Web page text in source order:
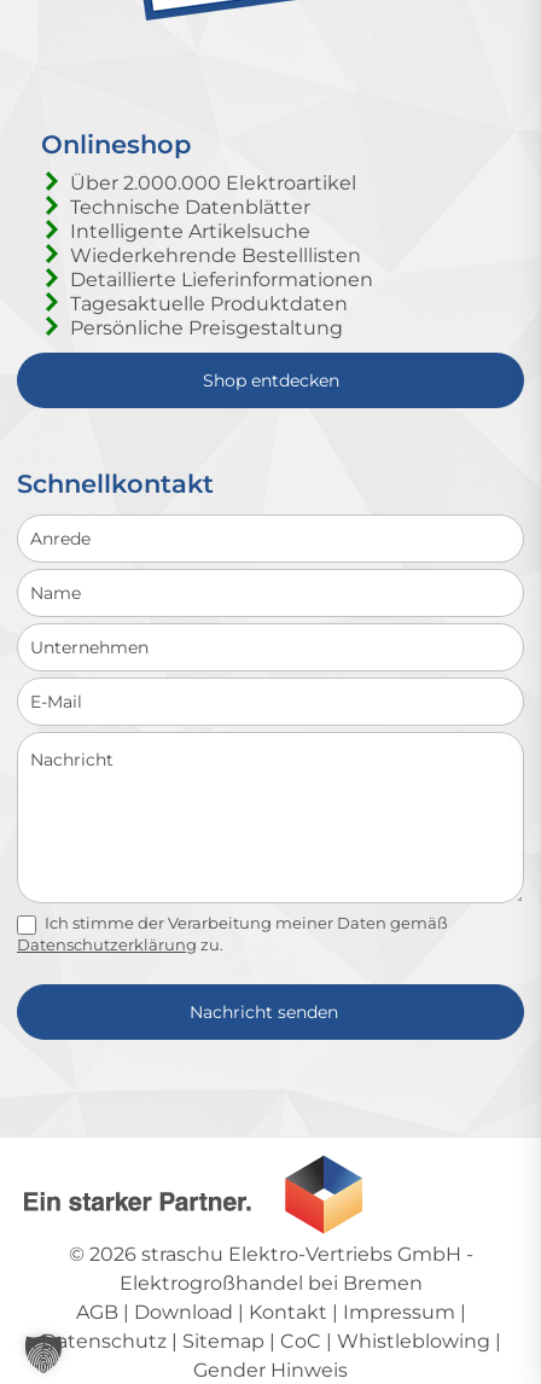
Onlineshop
Über 2.000.000 Elektroartikel
Technische Datenblätter
Intelligente Artikelsuche
Wiederkehrende Bestelllisten
Detaillierte Lieferinformationen
Tagesaktuelle Produktdaten
Persönliche Preisgestaltung
Shop entdecken
Schnellkontakt
Schnellkontakt
Ich stimme der Verarbeitung meiner Daten gemäß
Datenschutzerklärung zu.
Nachricht senden
© 2026 straschu Elektro-Vertriebs GmbH -
Elektrogroßhandel bei Bremen
AGB | Download | Kontakt | Impressum |
Datenschutz| Sitemap | CoC | Whistleblowing |
Gender Hinweis